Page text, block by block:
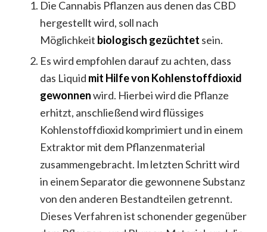
Die Cannabis Pflanzen aus denen das CBD
hergestellt wird, soll nach
Möglichkeit biologisch gezüchtet sein.
Es wird empfohlen darauf zu achten, dass
das Liquid mit Hilfe von Kohlenstoffdioxid
gewonnenwird. Hierbei wird die Pflanze
erhitzt, anschließend wird flüssiges
Kohlenstoffdioxid komprimiert und in einem
Extraktor mit dem Pflanzenmaterial
zusammengebracht. Im letzten Schritt wird
in einem Separator die gewonnene Substanz
von den anderen Bestandteilen getrennt.
Dieses Verfahren ist schonender gegenüber